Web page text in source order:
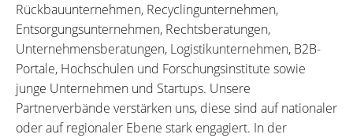
Rückbauunternehmen, Recyclingunternehmen,
Entsorgungsunternehmen, Rechtsberatungen,
Unternehmensberatungen, Logistikunternehmen, B2B-
Portale, Hochschulen und Forschungsinstitute sowie
junge Unternehmen und Startups. Unsere
Partnerverbände verstärken uns, diese sind auf nationaler
oder auf regionaler Ebene stark engagiert. In der